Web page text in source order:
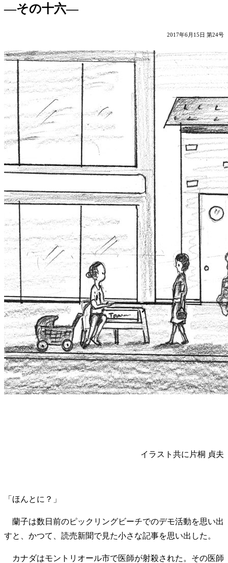
―その十六―
2017年6月15日 第24号
イラスト共に片桐 貞夫
「ほんとに？」
蘭子は数日前のピックリングビーチでのデモ活動を思い出
すと、かつて、読売新聞で見た小さな記事を思い出した。
カナダはモントリオール市で医師が射殺された。その医師